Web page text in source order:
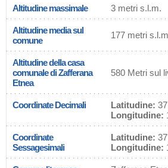
Altitudine massimale 3 metri s.l.m.
Altitudine media sul
comune
177 metri
Altitudine della casa
comunale di Zafferana
Etnea
580 Metri sul
Coordinate Decimali Latitudine:
Longitudine:
Coordinate
Sessagesimali
Latitudine:
Longitudine: